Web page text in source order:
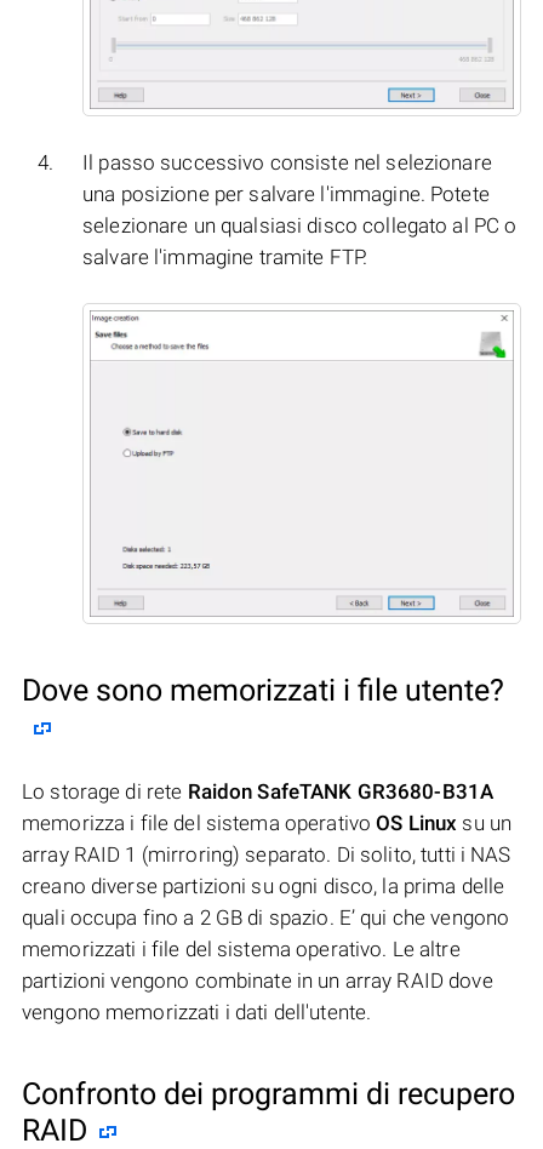
Il passo successivo consiste nel selezionare
una posizione per salvare l'immagine. Potete
selezionare un qualsiasi disco collegato al PC o
salvare l'immagine tramite FTP.
Dove sono memorizzati i file utente?
Lo storage di rete Raidon SafeTANK GR3680-B31A
memorizza i file del sistema operativoOS Linux su un
array RAID 1 (mirroring) separato. Di solito, tutti i NAS
creano diverse partizioni su ogni disco, la prima delle
quali occupa fino a 2 GB di spazio. E’ qui che vengono
memorizzati i file del sistema operativo. Le altre
partizioni vengono combinate in un array RAID dove
vengono memorizzati i dati dell'utente.
Confronto dei programmi di recupero
RAID